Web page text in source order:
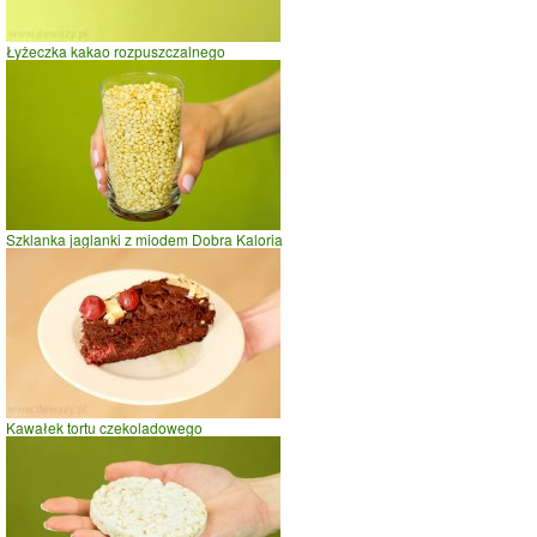
Łyżeczka kakao rozpuszczalnego
Szklanka jaglanki z miodem Dobra Kaloria
Kawałek tortu czekoladowego